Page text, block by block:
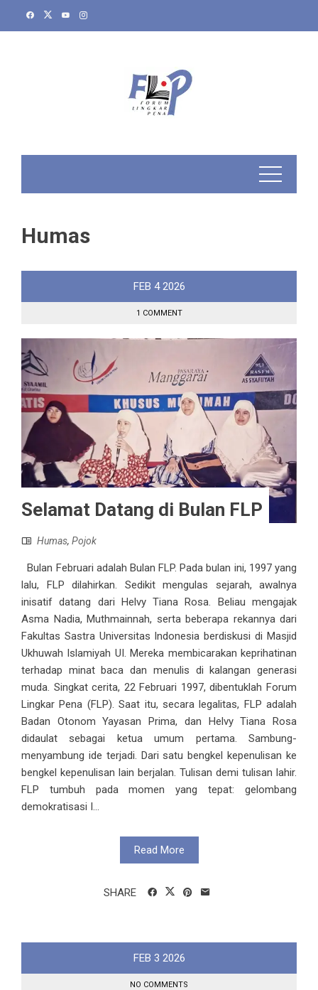
Humas
FEB 4 2026
1 COMMENT
Selamat Datang di Bulan FLP
Humas, Pojok
Bulan Februari adalah Bulan FLP. Pada bulan ini, 1997 yang
lalu, FLP dilahirkan. Sedikit mengulas sejarah, awalnya
inisatif datang dari Helvy Tiana Rosa. Beliau mengajak
Asma Nadia, Muthmainnah, serta beberapa rekannya dari
Fakultas Sastra Universitas Indonesia berdiskusi di Masjid
Ukhuwah Islamiyah UI. Mereka membicarakan keprihatinan
terhadap minat baca dan menulis di kalangan generasi
muda. Singkat cerita, 22 Februari 1997, dibentuklah Forum
Lingkar Pena (FLP). Saat itu, secara legalitas, FLP adalah
Badan Otonom Yayasan Prima, dan Helvy Tiana Rosa
didaulat sebagai ketua umum pertama. Sambung-
menyambung ide terjadi. Dari satu bengkel kepenulisan ke
bengkel kepenulisan lain berjalan. Tulisan demi tulisan lahir.
FLP tumbuh pada momen yang tepat: gelombang
demokratisasi I...
Read More
SHARE
FEB 3 2026
NO COMMENTS